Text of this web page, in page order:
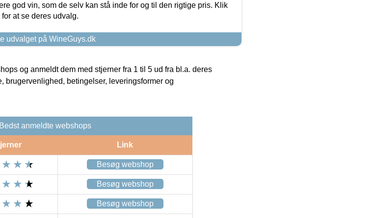
god vin, som de selv kan stå inde for og til den rigtige pris. Klik
for at se deres udvalg.
udvalget på WineGuys.dk
og anmeldt dem med stjerner fra 1 til 5 ud fra bl.a. deres
brugervenlighed, betingelser, leveringsformer og
Bedst anmeldte webshops
Link
Besøg webshop
Besøg webshop
Besøg webshop